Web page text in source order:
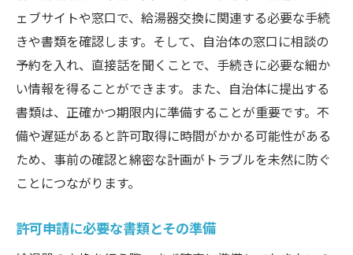
ェブサイトや窓口で、給湯器交換に関連する必要な手続
きや書類を確認します。そして、自治体の窓口に相談の
予約を入れ、直接話を聞くことで、手続きに必要な細か
い情報を得ることができます。また、自治体に提出する
書類は、正確かつ期限内に準備することが重要です。不
備や遅延があると許可取得に時間がかかる可能性がある
ため、事前の確認と綿密な計画がトラブルを未然に防ぐ
ことにつながります。
許可申請に必要な書類とその準備